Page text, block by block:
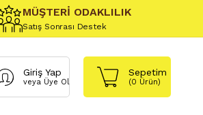
MÜŞTERİ ODAKLILIK
Satış Sonrası Destek
Giriş Yap
veya Üye Ol
Sepetim
(0 Ürün)